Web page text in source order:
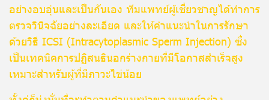
อย่างอบอุ่นและเป็นกันเอง ทีมแพทย์ผู้เชี่ยวชาญได้ทำการ
ตรวจวินิจฉัยอย่างละเอียด และให้คำแนะนำในการรักษา
ด้วยวิธี ICSI (Intracytoplasmic Sperm Injection) ซึ่ง
เป็นเทคนิคการปฏิสนธินอกร่างกายที่มีโอกาสสำเร็จสูง
เหมาะสำหรับผู้ที่มีภาวะไข่น้อย